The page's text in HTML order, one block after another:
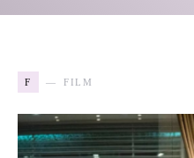
F FILM